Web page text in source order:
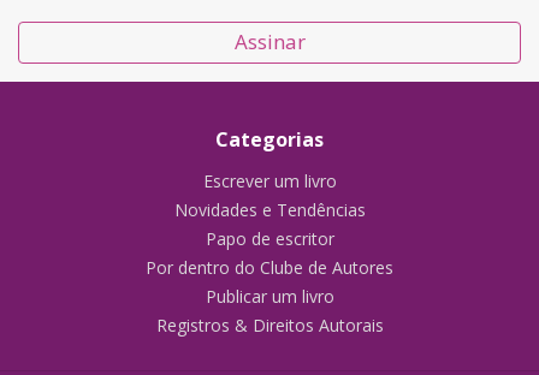
Assinar
Categorias
Escrever um livro
Novidades e Tendências
Papo de escritor
Por dentro do Clube de Autores
Publicar um livro
Registros & Direitos Autorais